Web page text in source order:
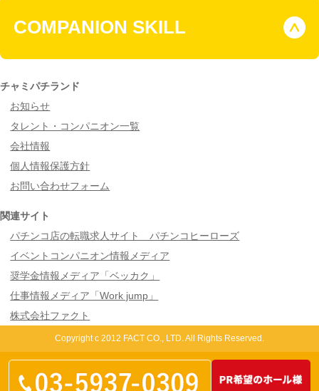
COMPANION SKILL
チャミパチランド
お知らせ
タレント・コンパニオン一覧
会社情報
個人情報保護方針
お問い合わせフォーム
関連サイト
パチンコ店の転職求人サイト パチンコヒーローズ
イベントコンパニオン情報メディア
奨学金情報メディア「ベッカク」
仕事情報メディア「Work jump」
株式会社ファクト
Copyright c 2012 FACT CO., LTD. All Rights Reserved.